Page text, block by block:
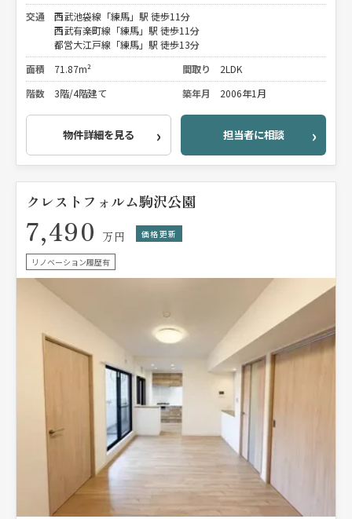
交通
西武池袋線「練馬」駅 徒歩11分
西武有楽町線「練馬」駅 徒歩11分
都営大江戸線「練馬」駅 徒歩13分
面積
71.87m² 間取り
2LDK
階数
3階/4階建て 築年月 2006年1月
物件詳細を見る 担当者に相談
クレストフォルム駒沢公園
7,490 万円 価格更新
リノベーション履歴有